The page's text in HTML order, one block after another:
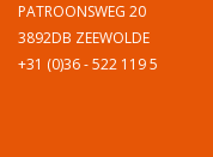
PATROONSWEG 20
3892DB ZEEWOLDE
+31 (0)36 - 522 119 5